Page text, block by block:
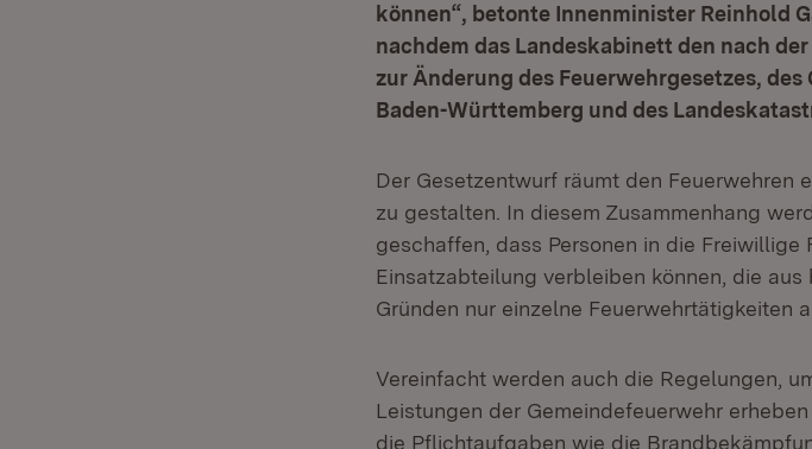
können“, betonte Innenminister Reinhold
nachdem das Landeskabinett den nach
zur Änderung des Feuerwehrgesetzes,
Baden-Württemberg und des
Der Gesetzentwurf räumt den
zu gestalten. In diesem Zusammenhang
geschaffen, dass Personen in die
Einsatzabteilung verbleiben können, die
Gründen nur einzelne Feuerwehrtätigkeiten
Vereinfacht werden auch die Regelungen,
Leistungen der Gemeindefeuerwehr
die Pflichtaufgaben wie die